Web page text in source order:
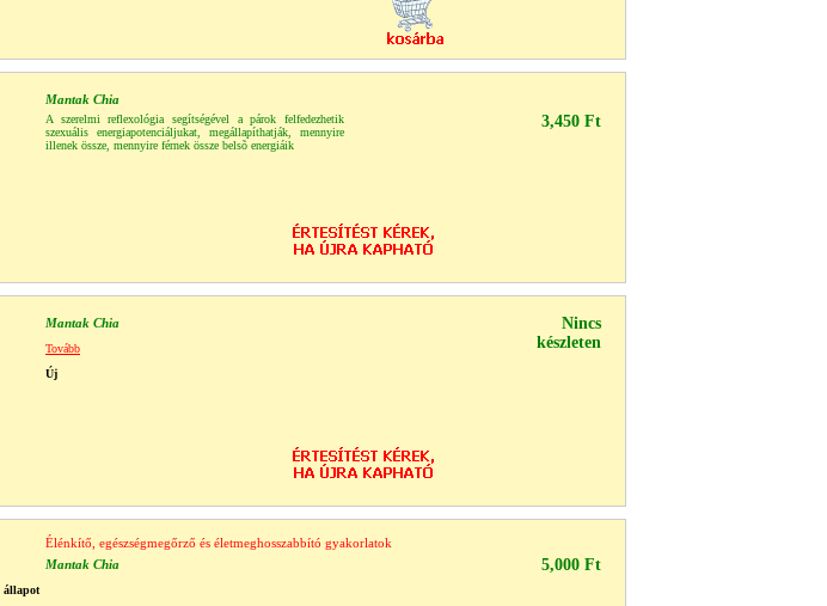
Mantak Chia
A szerelmi reflexológia segítségével a párok felfedezhetik
szexuális energiapotenciáljukat, megállapíthatják, mennyire
illenek össze, mennyire férnek össze belsõ energiáik
3,450 Ft
Mantak Chia
Nincs
készleten
Tovább
Új
Élénkítő, egészségmegőrző és életmeghosszabbító gyakorlatok
Mantak Chia
5,000 Ft
állapot